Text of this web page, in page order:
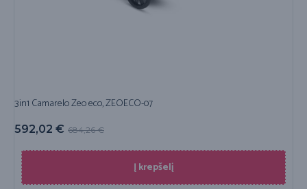
3in1 Camarelo Zeo eco, ZEOECO-07
684,26€
592,02 €
Į krepšelį